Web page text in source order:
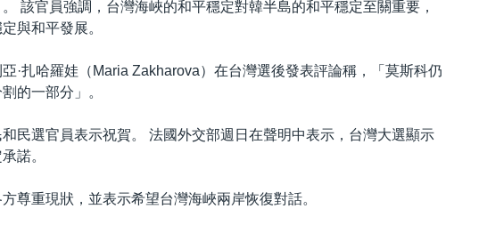
該官員強調，台灣海峽的和平穩定對韓半島的和平穩定至關重要，
與和平發展。
·扎哈羅娃（Maria Zakharova）在台灣選後發表評論稱，「莫斯科仍
的一部分」。
民選官員表示祝賀。 法國外交部週日在聲明中表示，台灣大選顯示
諾。
尊重現狀，並表示希望台灣海峽兩岸恢復對話。